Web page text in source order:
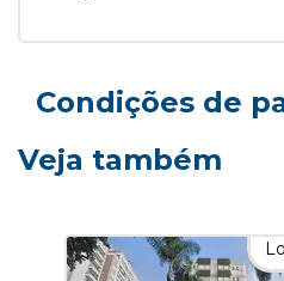
Condições de
Veja também